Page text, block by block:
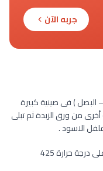
جربه الآن
البصل ) فى صينية كبيرة
من ورق الزبدة ثم تبلى
الاسود .
اشوى الخضار فى الفرن المسخن مسبقاً على درجة حرارة 425